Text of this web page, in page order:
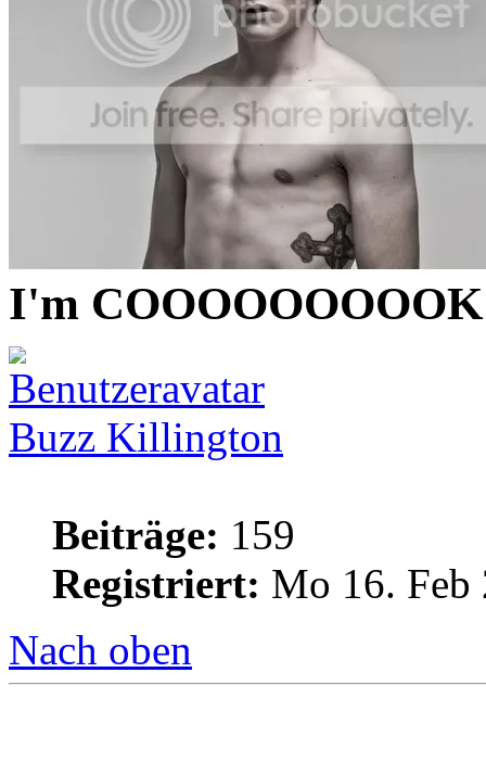
I'm
Buzz Killington
Beiträge: 159
Registriert: Mo 16. Feb
Nach oben